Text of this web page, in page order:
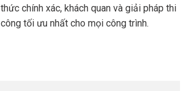
thức chính xác, khách quan và giải pháp thi
công tối ưu nhất cho mọi công trình.